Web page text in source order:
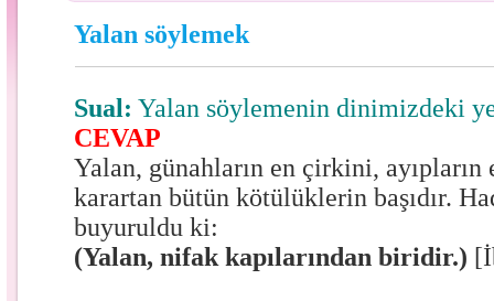
Yalan söylemek
Sual: Yalan söylemenin dinimizdeki
CEVAP
Yalan, günahların en çirkini, ayıpların
karartan bütün kötülüklerin başıdır.
buyuruldu ki:
(Yalan, nifak kapılarından biridir.)